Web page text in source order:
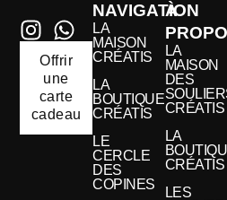
Offrir
une
carte
cadeau
NAVIGATION
LA
MAISON
CRÉATIS
LA
BOUTIQUE
CRÉATIS
LE
CERCLE
DES
COPINES
À
LA
MAISON
DES
CRÉATIS
LA
CRÉATIS
LES